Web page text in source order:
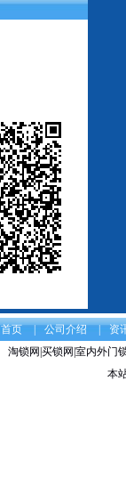
首页 公司介绍 资
淘锁网|买锁网|室内外门
本